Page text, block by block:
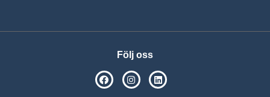
Följ oss
SPSM på Facebook
SPSM på Instagram